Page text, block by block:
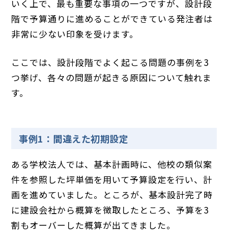
いく上で、最も重要な事項の一つですが、設計段
階で予算通りに進めることができている発注者は
非常に少ない印象を受けます。
ここでは、設計段階でよく起こる問題の事例を3
つ挙げ、各々の問題が起きる原因について触れま
す。
事例1：間違えた初期設定
ある学校法人では、基本計画時に、他校の類似案
件を参照した坪単価を用いて予算設定を行い、計
画を進めていました。ところが、基本設計完了時
に建設会社から概算を徴取したところ、予算を3
割もオーバーした概算が出てきました。